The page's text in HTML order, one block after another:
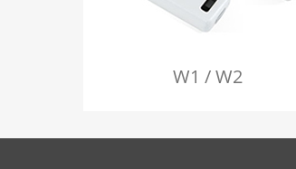
W1 / W2